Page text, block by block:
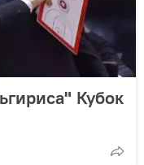
Кубок